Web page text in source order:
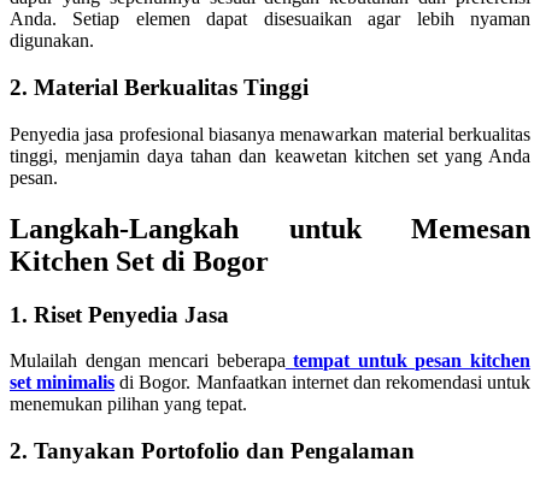
Anda. Setiap elemen dapat disesuaikan agar lebih nyaman
digunakan.
2. Material Berkualitas Tinggi
Penyedia jasa profesional biasanya menawarkan material berkualitas
tinggi, menjamin daya tahan dan keawetan kitchen set yang Anda
pesan.
Langkah-Langkah untuk Memesan
Kitchen Set di Bogor
1. Riset Penyedia Jasa
Mulailah dengan mencari beberapatempat untuk pesan kitchen
set minimalis di Bogor. Manfaatkan internet dan rekomendasi untuk
menemukan pilihan yang tepat.
2. Tanyakan Portofolio dan Pengalaman